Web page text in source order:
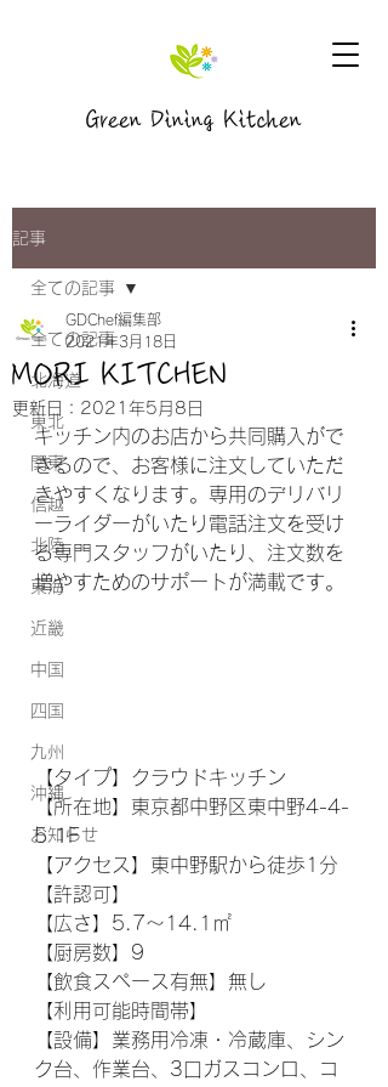
Green Dining Kitchen
記事
全ての記事
北海道
東北
関東
信越
北陸
東海
近畿
中国
四国
九州
沖縄
お知らせ
全ての記事
MORI KITCHEN
GDChef編集部
2021年3月18日
更新日： 2021年5月8日
キッチン内のお店から共同購入がで
きるので、お客様に注文していただ
きやすくなります。専用のデリバリ
ーライダーがいたり電話注文を受け
る専門スタッフがいたり、注文数を
増やすためのサポートが満載です。
【タイプ】クラウドキッチン
【所在地】東京都中野区東中野4-4-
5 1F
【アクセス】東中野駅から徒歩1分
【許認可】
【広さ】5.7〜14.1㎡
【厨房数】9
【飲食スペース有無】無し
【利用可能時間帯】
【設備】業務用冷凍・冷蔵庫、シン
ク台、作業台、3口ガスコンロ、コ